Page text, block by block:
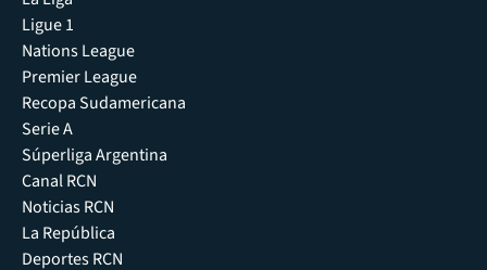
Ligue 1
Nations League
Premier League
Recopa Sudamericana
Serie A
Súperliga Argentina
Canal RCN
Noticias RCN
La República
Deportes RCN